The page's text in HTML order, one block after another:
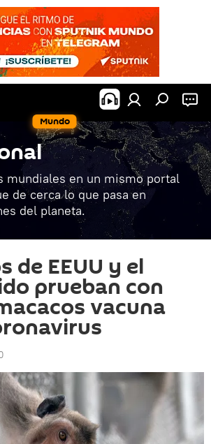
Mundo
mundiales en un mismo portal
de cerca lo que pasa en
del planeta.
de EEUU y el
prueban con
vacuna